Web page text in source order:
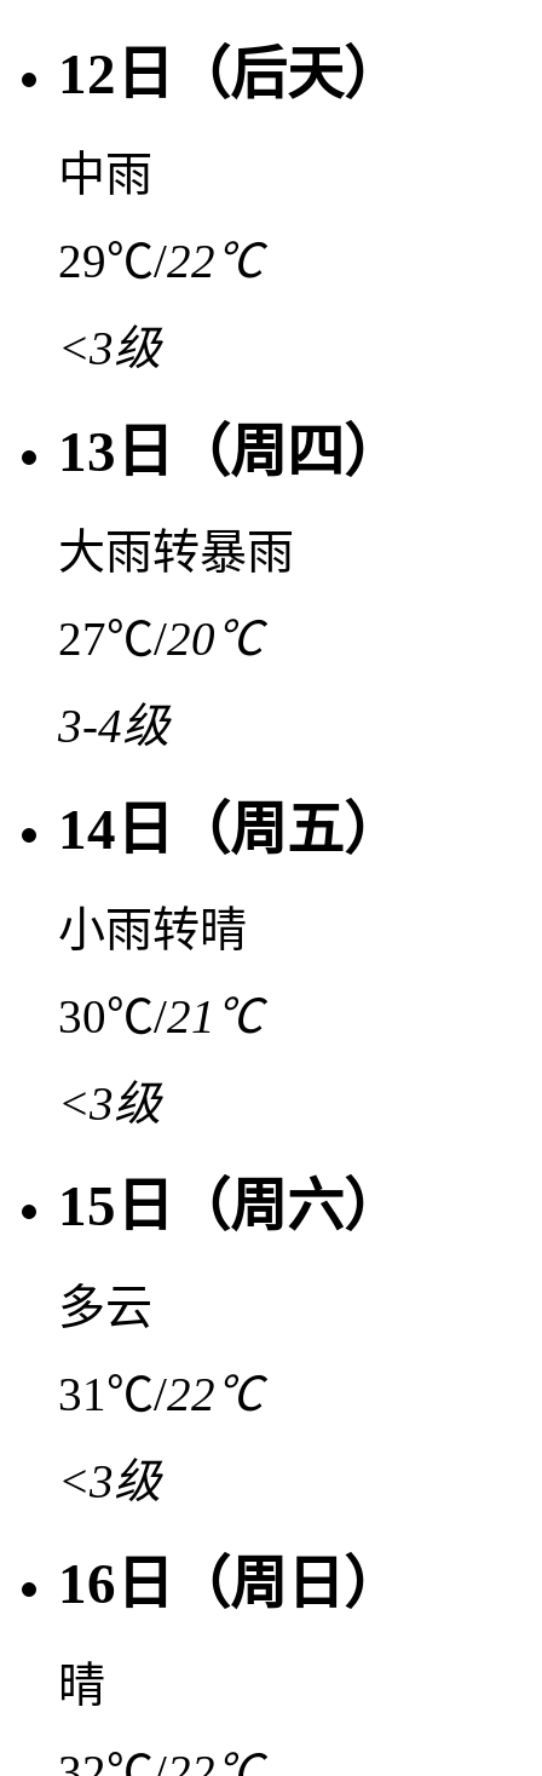
12日（后天）
中雨
29℃/22℃
<3级
13日（周四）
大雨转暴雨
27℃/20℃
3-4级
14日（周五）
小雨转晴
30℃/21℃
<3级
15日（周六）
多云
31℃/22℃
<3级
16日（周日）
晴